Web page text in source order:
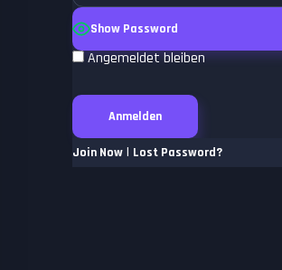
Show Password
Angemeldet bleiben
Join Now | Lost Password?